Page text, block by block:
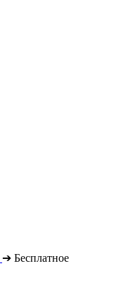
➔ Бесплатное